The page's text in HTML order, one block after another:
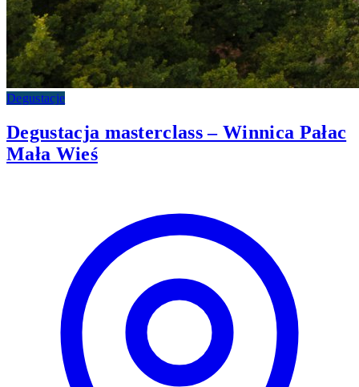
Degustacje
Degustacja masterclass – Winnica Pałac
Mała Wieś